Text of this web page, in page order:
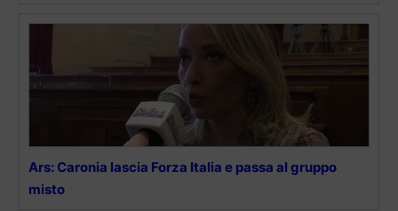
Ars: Caronia lascia Forza Italia e passa al gruppo
misto